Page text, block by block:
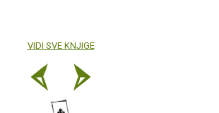
VIDI SVE KNJIGE